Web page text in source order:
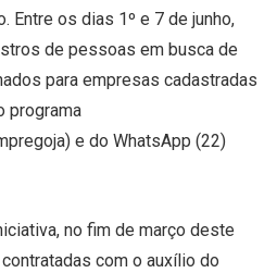
Entre os dias 1º e 7 de junho,
de pessoas em busca de
para empresas cadastradas
programa
e do WhatsApp (22)
no fim de março deste
com o auxílio do